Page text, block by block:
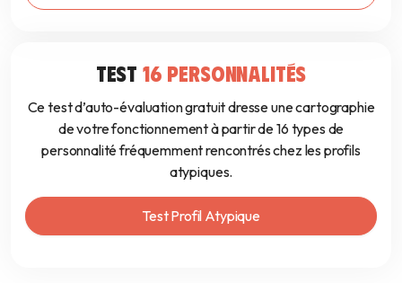
TEST 16 PERSONNALITÉS
Ce test d’auto-évaluation gratuit dresse une cartographie
de votre fonctionnement à partir de 16 types de
personnalité fréquemment rencontrés chez les profils
atypiques.
Test Profil Atypique